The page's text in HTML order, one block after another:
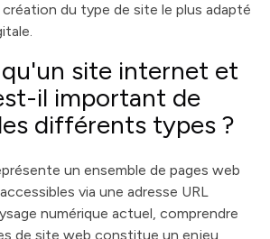
du type de site le plus adapté
site internet et
il important de
différents types ?
un ensemble de pages web
via une adresse URL
numérique actuel, comprendre
de site web constitue un enjeu